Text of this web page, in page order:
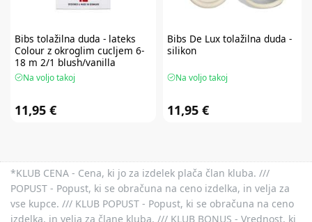
Bibs tolažilna duda - lateks
Colour z okroglim cucljem 6-
18 m 2/1 blush/vanilla
Na voljo takoj
11,95 €
Bibs De Lux tolažilna duda -
silikon
Na voljo takoj
11,95 €
*KLUB CENA - Cena, ki jo za izdelek plača član kluba. ///
POPUST - Popust, ki se obračuna na ceno izdelka, in velja za
vse kupce. /// KLUB POPUST - Popust, ki se obračuna na ceno
izdelka, in velja za člane kluba. /// KLUB BONUS - Vrednost, ki